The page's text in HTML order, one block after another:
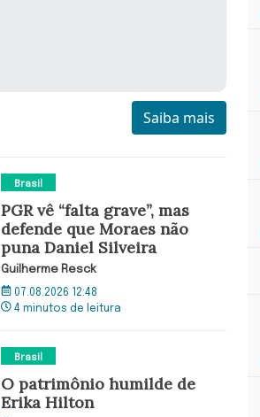
Saiba mais
Brasil
PGR vê “falta grave”, mas
defende que Moraes não
puna Daniel Silveira
Guilherme Resck
07.08.2026 12:48
4 minutos de leitura
Brasil
O patrimônio humilde de
Erika Hilton